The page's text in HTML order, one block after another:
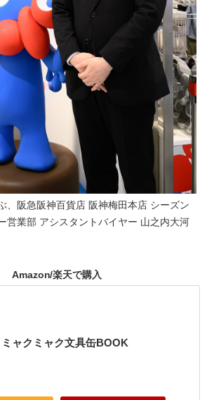
、阪急阪神百貨店 阪神梅田本店 シーズン
営業部 アシスタントバイヤー 山之内大河
Amazon/楽天で購入
ミャクミャク文具缶BOOK